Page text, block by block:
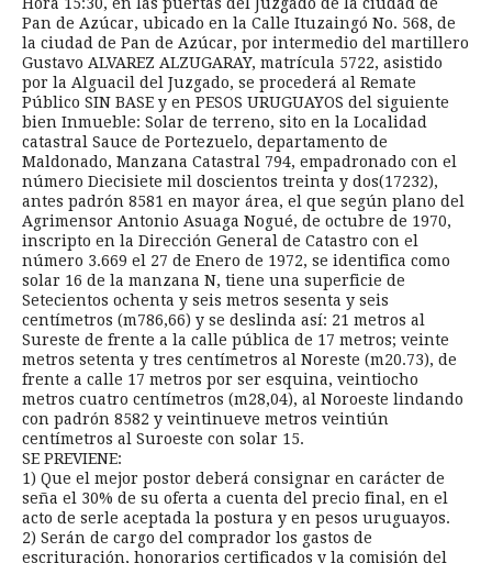
Hora 15:30, en las puertas del Juzgado de la ciudad de
Pan de Azúcar, ubicado en la Calle Ituzaingó No. 568, de
la ciudad de Pan de Azúcar, por intermedio del martillero
Gustavo ALVAREZ ALZUGARAY, matrícula 5722, asistido
por la Alguacil del Juzgado, se procederá al Remate
Público SIN BASE y en PESOS URUGUAYOS del siguiente
bien Inmueble: Solar de terreno, sito en la Localidad
catastral Sauce de Portezuelo, departamento de
Maldonado, Manzana Catastral 794, empadronado con el
número Diecisiete mil doscientos treinta y dos(17232),
antes padrón 8581 en mayor área, el que según plano del
Agrimensor Antonio Asuaga Nogué, de octubre de 1970,
inscripto en la Dirección General de Catastro con el
número 3.669 el 27 de Enero de 1972, se identifica como
solar 16 de la manzana N, tiene una superficie de
Setecientos ochenta y seis metros sesenta y seis
centímetros (m786,66) y se deslinda así: 21 metros al
Sureste de frente a la calle pública de 17 metros; veinte
metros setenta y tres centímetros al Noreste (m20.73), de
frente a calle 17 metros por ser esquina, veintiocho
metros cuatro centímetros (m28,04), al Noroeste lindando
con padrón 8582 y veintinueve metros veintiún
centímetros al Suroeste con solar 15.
SE PREVIENE:
1) Que el mejor postor deberá consignar en carácter de
seña el 30% de su oferta a cuenta del precio final, en el
acto de serle aceptada la postura y en pesos uruguayos.
2) Serán de cargo del comprador los gastos de
escrituración, honorarios certificados y la comisión del